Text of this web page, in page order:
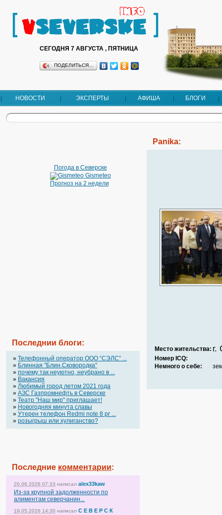
СЕГОДНЯ 7 АВГУСТА , ПЯТНИЦА
ПОДЕЛИТЬСЯ…
НОВОСТИ ЭКСПЕРТЫ АФИША БЛОГИ
Погода в Северске
Gismeteo
Прогноз на 2 недели
Последнии блоги:
» Телефонный оператор OOO “СЭЛС” ...
» Блинная "Блин.Сковородка"
» почему так неуютно, неубрано в ...
» Вакансия
» Любимый город летом 2021 года
» АЗС Газпромнефть в Северске
» Театр "Наш мир" приглашает!
» Новогодняя минута славы
» Утерен телефон Redmi note 8 pr ...
» розыгрыш или хулиганство?
Последние комментарии:
20.06.2026 07:33 написал alex33kaw
Из-за крупной задолженности по
алиментам северчанин...
19.05.2026 14:30 написал С Е В Е Р С К
Panika:
Место жительства: г.
Номер ICQ:
Немного о себе: